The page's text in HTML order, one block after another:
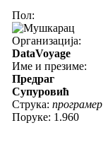
Пол:
Организација:
DataVoyage
Име и презиме:
Предраг
Супуровић
Струка: програмер
Поруке: 1.960